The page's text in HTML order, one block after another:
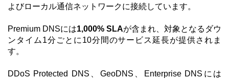
よびローカル通信ネットワークに接続しています。
Premium DNSには1,000% SLAが含まれ、対象となるダウ
ンタイム1分ごとに10分間のサービス延長が提供されま
す。
DDoS Protected DNS、GeoDNS、Enterprise DNSには